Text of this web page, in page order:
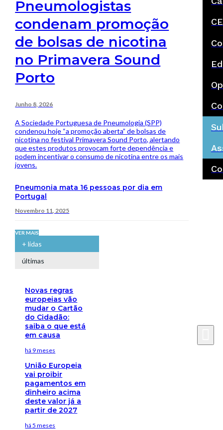
Pneumologistas
condenam promoção
de bolsas de nicotina
no Primavera Sound
Porto
Junho 8, 2026
A Sociedade Portuguesa de Pneumologia (SPP)
condenou hoje “a promoção aberta” de bolsas de
nicotina no festival Primavera Sound Porto, alertando
que estes produtos provocam forte dependência e
podem incentivar o consumo de nicotina entre os mais
jovens.
Pneumonia mata 16 pessoas por dia em
Portugal
Novembro 11, 2025
VER MAIS
+ lidas
últimas
Novas regras
europeias vão
mudar o Cartão
do Cidadão:
saiba o que está
em causa
há 9 meses
União Europeia
vai proibir
pagamentos em
dinheiro acima
deste valor já a
partir de 2027
há 5 meses